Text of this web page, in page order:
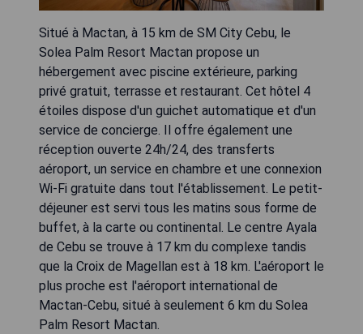
Situé à Mactan, à 15 km de SM City Cebu, le
Solea Palm Resort Mactan propose un
hébergement avec piscine extérieure, parking
privé gratuit, terrasse et restaurant. Cet hôtel 4
étoiles dispose d'un guichet automatique et d'un
service de concierge. Il offre également une
réception ouverte 24h/24, des transferts
aéroport, un service en chambre et une connexion
Wi-Fi gratuite dans tout l'établissement. Le petit-
déjeuner est servi tous les matins sous forme de
buffet, à la carte ou continental. Le centre Ayala
de Cebu se trouve à 17 km du complexe tandis
que la Croix de Magellan est à 18 km. L'aéroport le
plus proche est l'aéroport international de
Mactan-Cebu, situé à seulement 6 km du Solea
Palm Resort Mactan.